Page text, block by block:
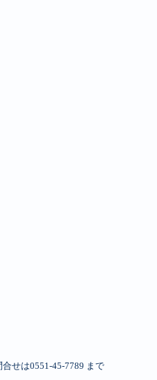
せは0551-45-7789 まで